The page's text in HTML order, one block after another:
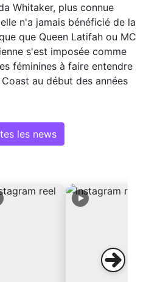
Whitaker, plus connue
n'a jamais bénéficié de la
que Queen Latifah ou MC
s'est imposée comme
féminines à faire entendre
au début des années
les news